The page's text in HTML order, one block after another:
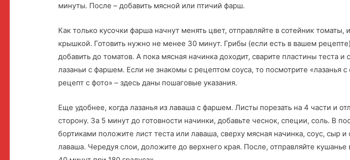
минуты. После – добавить мясной или птичий фарш.
Как только кусочки фарша начнут менять цвет, отправляйте в сотейник томаты,
крышкой. Готовить нужно не менее 30 минут. Грибы (если есть в вашем
добавить до томатов. А пока мясная начинка доходит, сварите пластины теста и
лазаньи с фаршем. Если не знакомы с рецептом соуса, то посмотрите «лазанья
рецепт с фото» – здесь даны пошаговые указания.
Еще удобнее, когда лазанья из лаваша с фаршем. Листы порезать на 4 части и
сторону. За 5 минут до готовности начинки, добавьте чеснок, специи, соль. В
бортиками положите лист теста или лаваша, сверху мясная начинка, соус, сыр и
лаваша. Чередуя слои, доложите до верхнего края. После, отправляйте кушанье